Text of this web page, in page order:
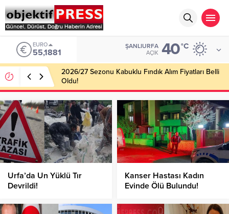
EURO
55,1881
ŞANLIURFA
AÇIK 40°C
2026/27 Sezonu Kabuklu Fındık Alım Fiyatları Belli
Oldu!
Urfa’da Un Yüklü Tır
Devrildi!
Kanser Hastası Kadın
Evinde Ölü Bulundu!